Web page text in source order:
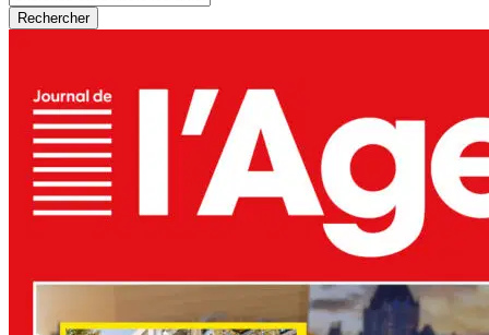
Rechercher